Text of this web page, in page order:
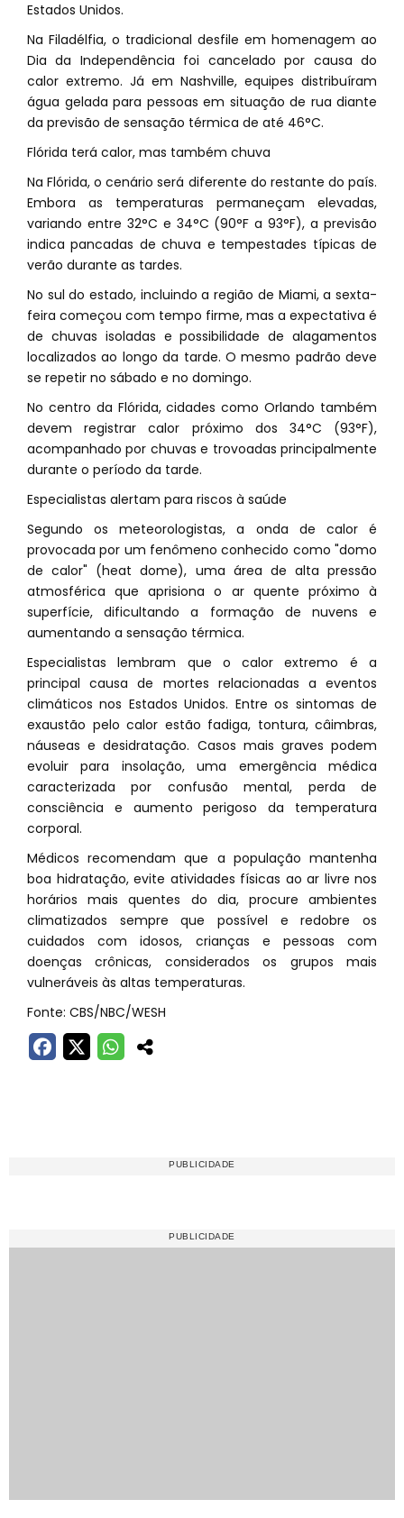
Estados Unidos.
Na Filadélfia, o tradicional desfile em homenagem ao
Dia da Independência foi cancelado por causa do
calor extremo. Já em Nashville, equipes distribuíram
água gelada para pessoas em situação de rua diante
da previsão de sensação térmica de até 46°C.
Flórida terá calor, mas também chuva
Na Flórida, o cenário será diferente do restante do país.
Embora as temperaturas permaneçam elevadas,
variando entre 32°C e 34°C (90°F a 93°F), a previsão
indica pancadas de chuva e tempestades típicas de
verão durante as tardes.
No sul do estado, incluindo a região de Miami, a sexta-
feira começou com tempo firme, mas a expectativa é
de chuvas isoladas e possibilidade de alagamentos
localizados ao longo da tarde. O mesmo padrão deve
se repetir no sábado e no domingo.
No centro da Flórida, cidades como Orlando também
devem registrar calor próximo dos 34°C (93°F),
acompanhado por chuvas e trovoadas principalmente
durante o período da tarde.
Especialistas alertam para riscos à saúde
Segundo os meteorologistas, a onda de calor é
provocada por um fenômeno conhecido como "domo
de calor" (heat dome), uma área de alta pressão
atmosférica que aprisiona o ar quente próximo à
superfície, dificultando a formação de nuvens e
aumentando a sensação térmica.
Especialistas lembram que o calor extremo é a
principal causa de mortes relacionadas a eventos
climáticos nos Estados Unidos. Entre os sintomas de
exaustão pelo calor estão fadiga, tontura, câimbras,
náuseas e desidratação. Casos mais graves podem
evoluir para insolação, uma emergência médica
caracterizada por confusão mental, perda de
consciência e aumento perigoso da temperatura
corporal.
Médicos recomendam que a população mantenha
boa hidratação, evite atividades físicas ao ar livre nos
horários mais quentes do dia, procure ambientes
climatizados sempre que possível e redobre os
cuidados com idosos, crianças e pessoas com
doenças crônicas, considerados os grupos mais
vulneráveis às altas temperaturas.
Fonte: CBS/NBC/WESH